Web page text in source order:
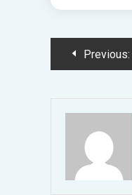
PostPrevious: